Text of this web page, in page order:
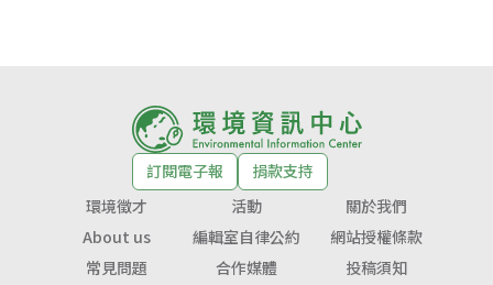
訂閱電子報
捐款支持
環境徵才
活動
關於我們
About us
編輯室自律公約
網站授權條款
常見問題
合作媒體 投稿須知